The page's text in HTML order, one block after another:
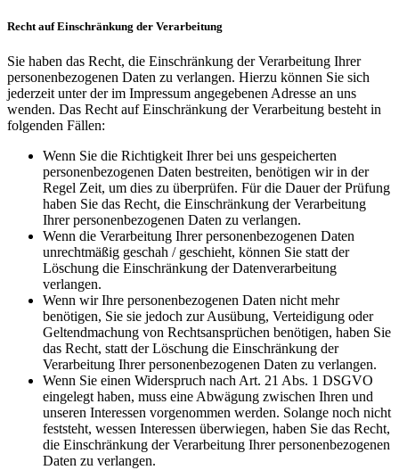
Recht auf Einschränkung der Verarbeitung
Sie haben das Recht, die Einschränkung der Verarbeitung Ihrer
personenbezogenen Daten zu verlangen. Hierzu können Sie sich
jederzeit unter der im Impressum angegebenen Adresse an uns
wenden. Das Recht auf Einschränkung der Verarbeitung besteht in
folgenden Fällen:
Wenn Sie die Richtigkeit Ihrer bei uns gespeicherten
personenbezogenen Daten bestreiten, benötigen wir in der
Regel Zeit, um dies zu überprüfen. Für die Dauer der Prüfung
haben Sie das Recht, die Einschränkung der Verarbeitung
Ihrer personenbezogenen Daten zu verlangen.
Wenn die Verarbeitung Ihrer personenbezogenen Daten
unrechtmäßig geschah / geschieht, können Sie statt der
Löschung die Einschränkung der Datenverarbeitung
verlangen.
Wenn wir Ihre personenbezogenen Daten nicht mehr
benötigen, Sie sie jedoch zur Ausübung, Verteidigung oder
Geltendmachung von Rechtsansprüchen benötigen, haben Sie
das Recht, statt der Löschung die Einschränkung der
Verarbeitung Ihrer personenbezogenen Daten zu verlangen.
Wenn Sie einen Widerspruch nach Art. 21 Abs. 1 DSGVO
eingelegt haben, muss eine Abwägung zwischen Ihren und
unseren Interessen vorgenommen werden. Solange noch nicht
feststeht, wessen Interessen überwiegen, haben Sie das Recht,
die Einschränkung der Verarbeitung Ihrer personenbezogenen
Daten zu verlangen.